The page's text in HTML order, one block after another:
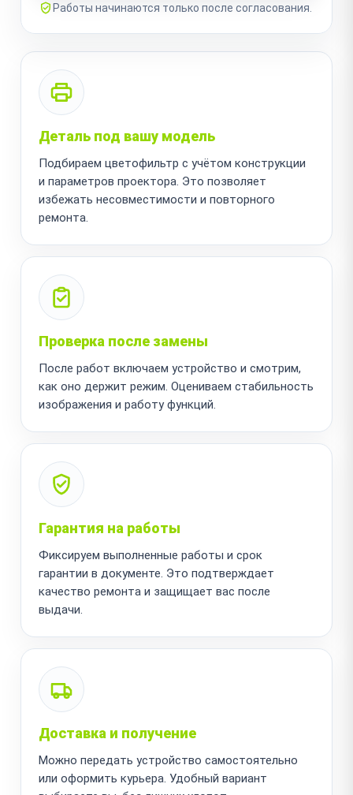
Работы начинаются только после согласования.
Деталь под вашу модель
Подбираем цветофильтр с учётом конструкции
и параметров проектора. Это позволяет
избежать несовместимости и повторного
ремонта.
Проверка после замены
После работ включаем устройство и смотрим,
как оно держит режим. Оцениваем стабильность
изображения и работу функций.
Гарантия на работы
Фиксируем выполненные работы и срок
гарантии в документе. Это подтверждает
качество ремонта и защищает вас после
выдачи.
Доставка и получение
Можно передать устройство самостоятельно
или оформить курьера. Удобный вариант